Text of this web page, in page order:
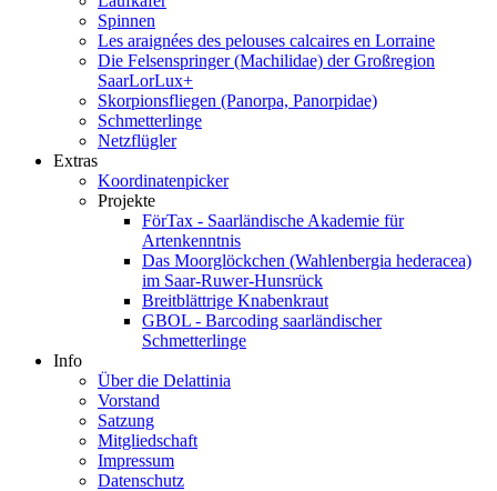
Spinnen
Les araignées des pelouses calcaires en Lorraine
Die Felsenspringer (Machilidae) der Großregion
SaarLorLux+
Skorpionsfliegen (Panorpa, Panorpidae)
Schmetterlinge
Netzflügler
Extras
Koordinatenpicker
Projekte
FörTax - Saarländische Akademie für
Artenkenntnis
Das Moorglöckchen (Wahlenbergia hederacea)
im Saar-Ruwer-Hunsrück
Breitblättrige Knabenkraut
GBOL - Barcoding saarländischer
Schmetterlinge
Info
Über die Delattinia
Vorstand
Satzung
Mitgliedschaft
Impressum
Datenschutz